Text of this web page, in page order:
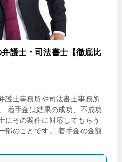
護士・司法書士【徹底比
護士事務所や司法書士事務所
着手金は結果の成功、不成功
にその案件に対応してもらう
部のことです。 着手金の金額